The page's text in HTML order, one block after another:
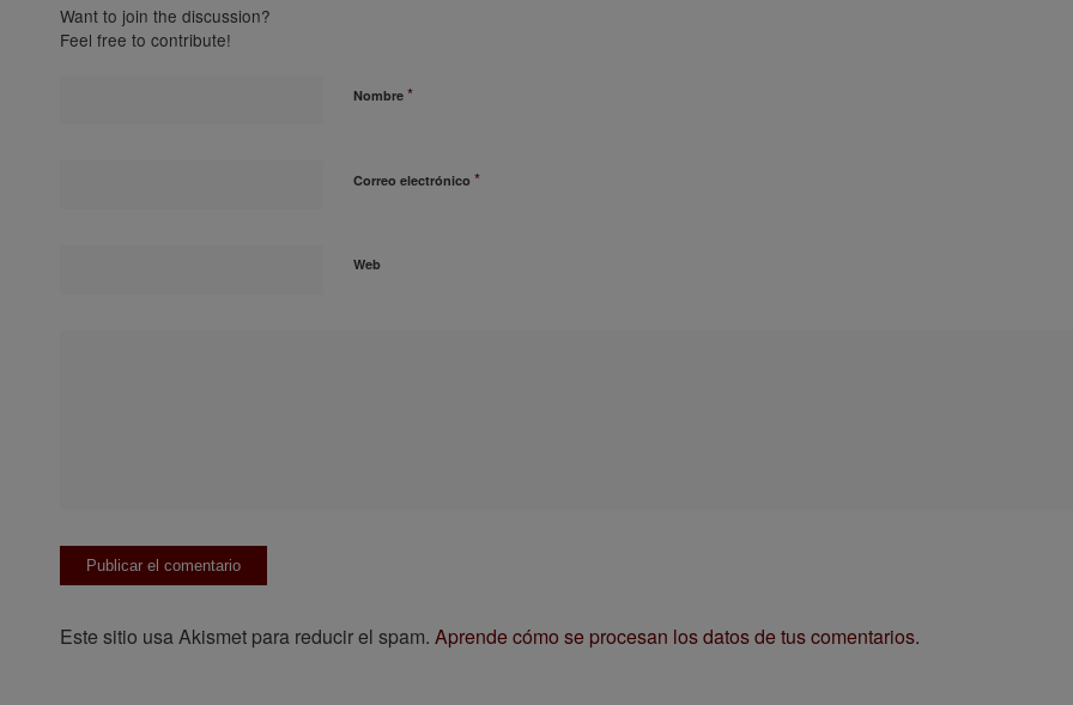
Want to join the discussion?
Feel free to contribute!
Nombre *
Correo electrónico *
Web
Este sitio usa Akismet para reducir el spam. Aprende cómo se procesan los datos de tus comentarios.